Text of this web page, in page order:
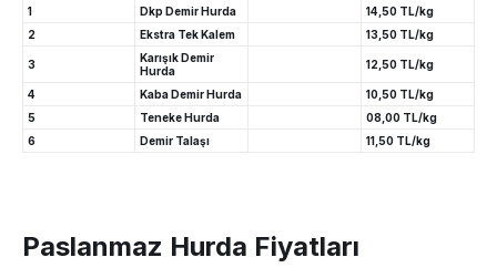
1 Dkp Demir Hurda
14,50 TL/kg
2
Ekstra Tek Kalem 13,50 TL/kg
3
Karışık Demir
Hurda
12,50 TL/kg
4 Kaba Demir Hurda
10,50 TL/kg
5
Teneke Hurda
08,00 TL/kg
6
Demir Talaşı 11,50 TL/kg
Paslanmaz Hurda Fiyatları